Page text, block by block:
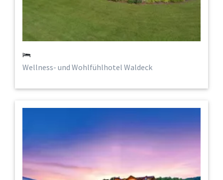
Wellness- und Wohlfühlhotel Waldeck